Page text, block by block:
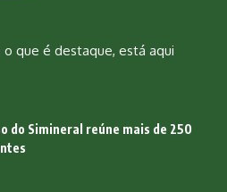
que é destaque, está aqui
do Simineral reúne mais de 250